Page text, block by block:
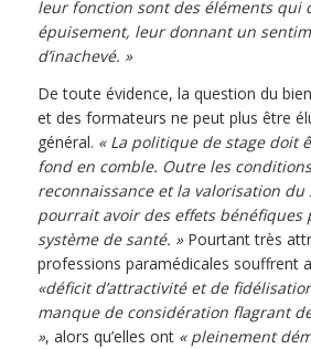
leur fonction sont des éléments qui
épuisement, leur donnant un
d’inachevé. »
De toute évidence, la question du
et des formateurs ne peut plus être
général. « La politique de stage doit
fond en comble. Outre les
reconnaissance et la valorisation
pourrait avoir des effets bénéfiques
système de santé. »Pourtant très
professions paramédicales souffrent
«déficit d’attractivité et de
manque de considération flagrant
», alors qu’elles ont « pleinement